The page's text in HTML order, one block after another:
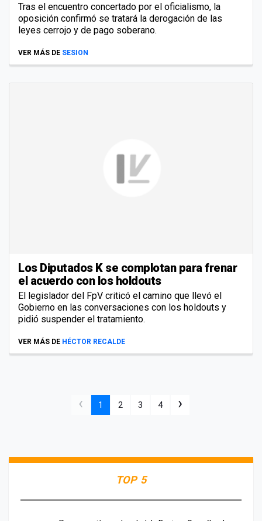
Tras el encuentro concertado por el oficialismo, la
oposición confirmó se tratará la derogación de las
leyes cerrojo y de pago soberano.
VER MÁS DE SESION
Los Diputados K se complotan para frenar
el acuerdo con los holdouts
El legislador del FpV criticó el camino que llevó el
Gobierno en las conversaciones con los holdouts y
pidió suspender el tratamiento.
VER MÁS DE HÉCTOR RECALDE
‹ 1 2 3 4 ›
TOP 5